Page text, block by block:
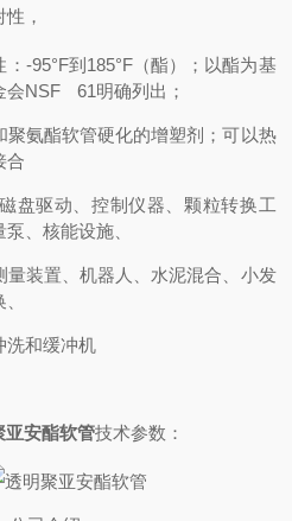
，
-95°F到185°F（酯）；以酯为基
会NSF 61明确列出；
氨酯软管硬化的增塑剂；可以热
合
盘驱动、控制仪器、颗粒转换工
、核能设施、
装置、机器人、水泥混合、小发
洗和缓冲机
亚安酯软管技术参数：